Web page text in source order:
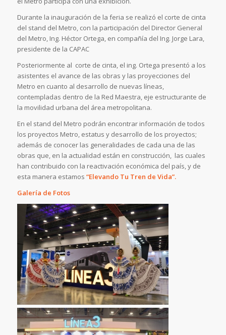
Durante la inauguración de la feria se realizó el corte de cinta
del stand del Metro, con la participación del Director General
del Metro, Ing. Héctor Ortega, en compañía del Ing. Jorge Lara,
presidente de la CAPAC
Posteriormente al corte de cinta, el ing. Ortega presentó a los
asistentes el avance de las obras y las proyecciones del
Metro en cuanto al desarrollo de nuevas líneas,
contempladas dentro de la Red Maestra, eje estructurante de
la movilidad urbana del área metropolitana.
En el stand del Metro podrán encontrar información de todos
los proyectos Metro, estatus y desarrollo de los proyectos;
además de conocer las generalidades de cada una de las
obras que, en la actualidad están en construcción, las cuales
han contribuido con la reactivación económica del país, y de
esta manera estamos “Elevando Tu Tren de Vida”.
Galería de Fotos